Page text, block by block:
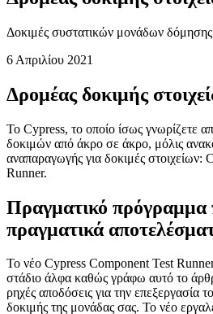
Δρομέας δοκιμής
Δοκιμές συστατικών μονάδων δόμησης
Δρομέας δοκιμής
δοκιμών από άκρο σε άκρο, μόλις
αναπαραγωγής για δοκιμές στοιχείων:
Runner.
Πραγματικό πρόγραμμα
πραγματικά